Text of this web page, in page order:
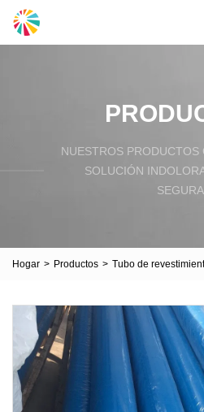
NUESTROS PRODUCTOS
SOLUCIÓN
SEGURA.
Hogar > Productos > Tubo de